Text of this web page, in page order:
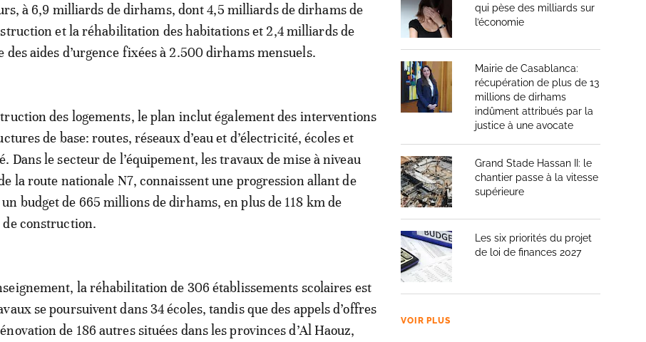
à 6,9 milliards de dirhams, dont 4,5 milliards de dirhams de
et la réhabilitation des habitations et 2,4 milliards de
aides d’urgence fixées à 2.500 dirhams mensuels.
des logements, le plan inclut également des interventions
de base: routes, réseaux d’eau et d’électricité, écoles et
Dans le secteur de l’équipement, les travaux de mise à niveau
la route nationale N7, connaissent une progression allant de
un budget de 665 millions de dirhams, en plus de 118 km de
construction.
la réhabilitation de 306 établissements scolaires est
se poursuivent dans 34 écoles, tandis que des appels d’offres
de 186 autres situées dans les provinces d’Al Haouz,
qui pèse des milliards sur
l’économie
Mairie de Casablanca:
récupération de plus de 13
millions de dirhams
indûment attribués par la
justice à une avocate
Grand Stade Hassan II: le
chantier passe à la vitesse
supérieure
Les six priorités du projet
de loi de finances 2027
VOIR PLUS